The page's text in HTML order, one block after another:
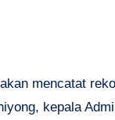
mencatat
kepala